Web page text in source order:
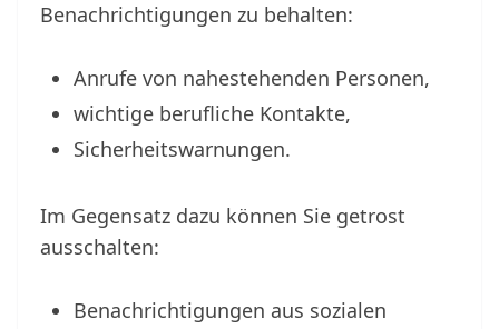
Benachrichtigungen zu behalten:
Anrufe von nahestehenden Personen,
wichtige berufliche Kontakte,
Sicherheitswarnungen.
Im Gegensatz dazu können Sie getrost
ausschalten:
Benachrichtigungen aus sozialen